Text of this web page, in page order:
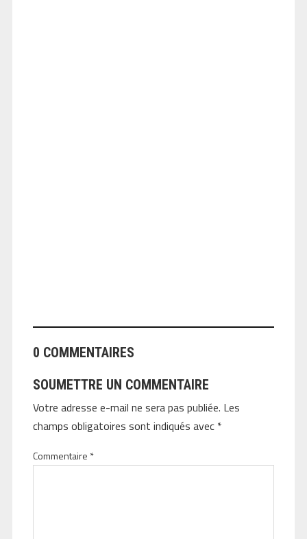
0 COMMENTAIRES
SOUMETTRE UN COMMENTAIRE
Votre adresse e-mail ne sera pas publiée. Les
champs obligatoires sont indiqués avec *
Commentaire *